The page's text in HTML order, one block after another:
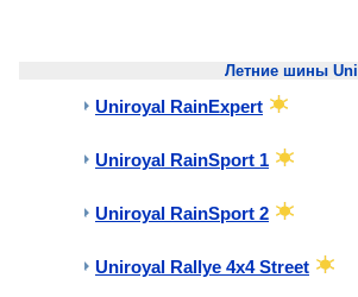
Летние шины
Uniroyal RainExpert
Uniroyal RainSport 1
Uniroyal RainSport 2
Uniroyal Rallye 4x4 Street